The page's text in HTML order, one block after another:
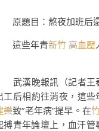
題目：熬夜加班后還
些年青新竹 高血壓
漢晚報訊（記者王春
工后相約往消夜，這
樂致“老年病”提早。在
搏青年論壇上，血汗管